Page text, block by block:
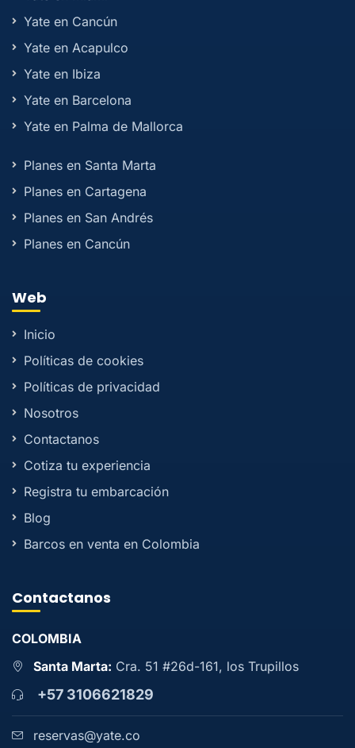
Yate en Cancún
Yate en Acapulco
Yate en Ibiza
Yate en Barcelona
Yate en Palma de Mallorca
Planes en Santa Marta
Planes en Cartagena
Planes en San Andrés
Planes en Cancún
Web
Inicio
Políticas de cookies
Políticas de privacidad
Nosotros
Contactanos
Cotiza tu experiencia
Registra tu embarcación
Blog
Barcos en venta en Colombia
Contactanos
COLOMBIA
Santa Marta: Cra. 51 #26d-161, los Trupillos
+57 3106621829
reservas@yate.co